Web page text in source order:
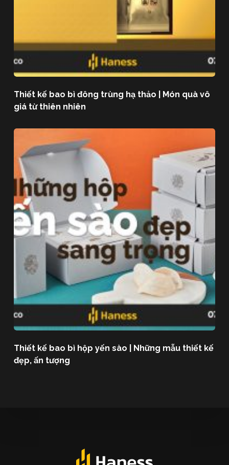
Thiết kế bao bì đông trùng hạ thảo | Món quà vô
giá từ thiên nhiên
Thiết kế bao bì hộp yến sào | Những mẫu thiết kế
đẹp, ấn tượng